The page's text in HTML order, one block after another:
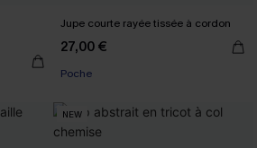
Jupe courte rayée tissée à cordon
27,00 €
Poche
NEW